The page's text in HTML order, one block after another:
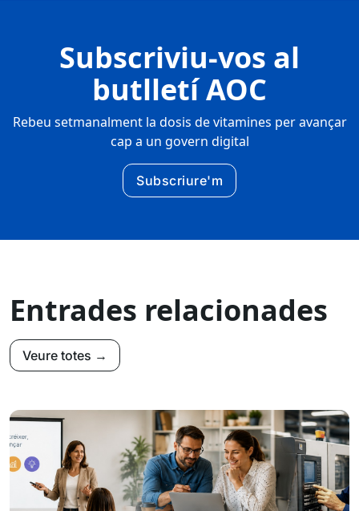
Subscriviu-vos al
butlletí AOC
Rebeu setmanalment la dosis de vitamines per avançar
cap a un govern digital
Subscriure'm
Entrades relacionades
Veure totes →